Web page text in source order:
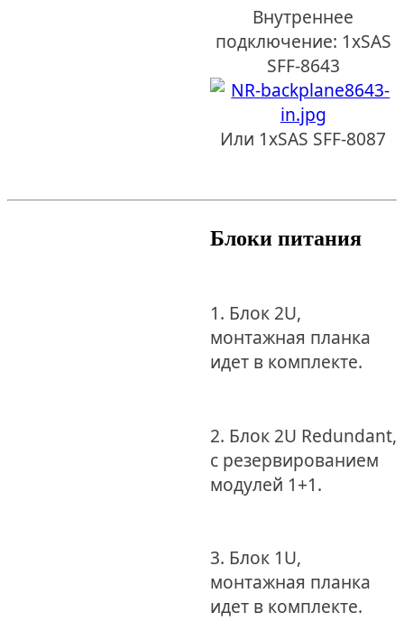
Внутреннее
подключение: 1xSAS
SFF-8643
Или 1xSAS SFF-8087
Блоки питания
1. Блок 2U,
монтажная планка
идет в комплекте.
2. Блок 2U Redundant,
с резервированием
модулей 1+1.
3. Блок 1U,
монтажная планка
идет в комплекте.